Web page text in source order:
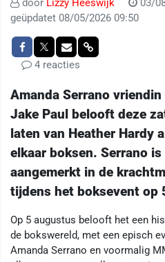
door Lizzy Heeswijk 03/
geüpdatet 08/05/2026 09:50
4 reacties
Amanda Serrano
Jake Paul belooft deze
laten van Heather Hardy
elkaar boksen. Serrano
aangemerkt in de
tijdens het boksevent op
Op 5 augustus belooft het een
de bokswereld, met een episch
Amanda Serrano en voormalig